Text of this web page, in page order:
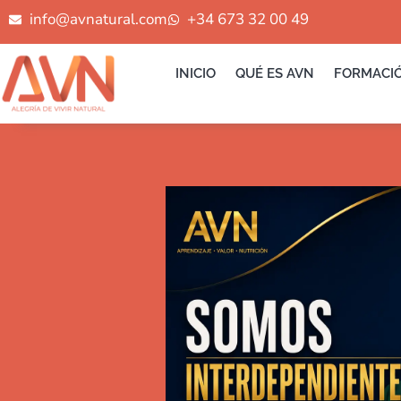
Ir
contenido
info@avnatural.com +34 673 32 00 49
INICIO QUÉ ES AVN